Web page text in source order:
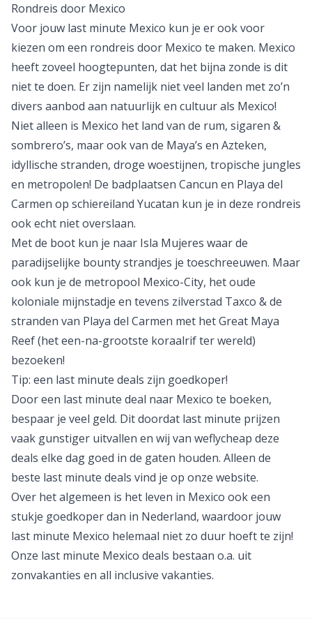
Rondreis door Mexico
Voor jouw last minute Mexico kun je er ook voor
kiezen om een rondreis door Mexico te maken. Mexico
heeft zoveel hoogtepunten, dat het bijna zonde is dit
niet te doen. Er zijn namelijk niet veel landen met zo’n
divers aanbod aan natuurlijk en cultuur als Mexico!
Niet alleen is Mexico het land van de rum, sigaren &
sombrero’s, maar ook van de Maya’s en Azteken,
idyllische stranden, droge woestijnen, tropische jungles
en metropolen! De badplaatsen Cancun en Playa del
Carmen op schiereiland Yucatan kun je in deze rondreis
ook echt niet overslaan.
Met de boot kun je naar Isla Mujeres waar de
paradijselijke bounty strandjes je toeschreeuwen. Maar
ook kun je de metropool Mexico-City, het oude
koloniale mijnstadje en tevens zilverstad Taxco & de
stranden van Playa del Carmen met het Great Maya
Reef (het een-na-grootste koraalrif ter wereld)
bezoeken!
Tip: een last minute deals zijn goedkoper!
Door een last minute deal naar Mexico te boeken,
bespaar je veel geld. Dit doordat last minute prijzen
vaak gunstiger uitvallen en wij van weflycheap deze
deals elke dag goed in de gaten houden. Alleen de
beste last minute deals vind je op onze website.
Over het algemeen is het leven in Mexico ook een
stukje goedkoper dan in Nederland, waardoor jouw
last minute Mexico helemaal niet zo duur hoeft te zijn!
Onze last minute Mexico deals bestaan o.a. uit
zonvakanties en all inclusive vakanties.